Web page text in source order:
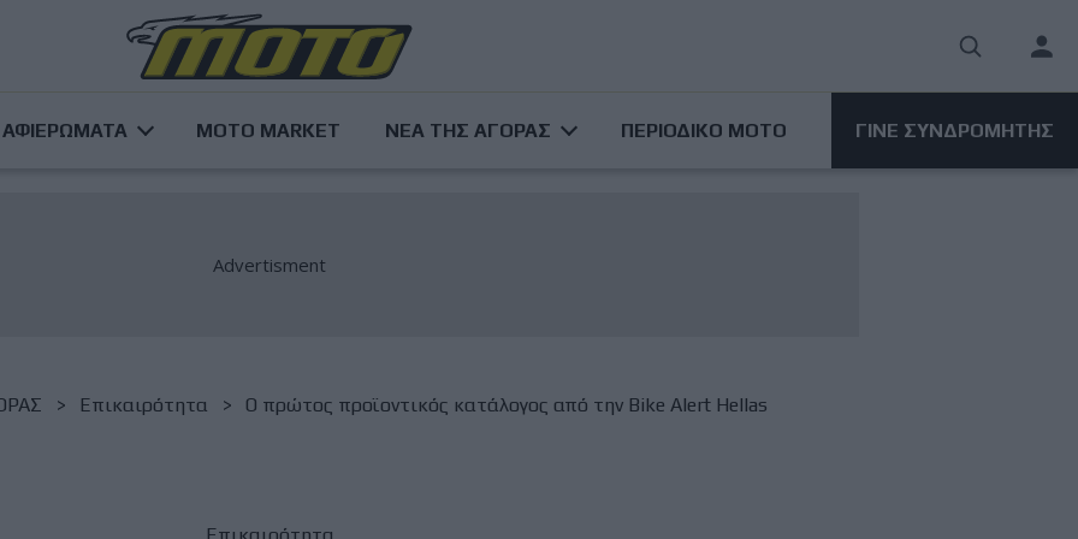
User
ΑΦΙΕΡΩΜΑΤΑ MOTO MARKET ΝΕΑ ΤΗΣ ΑΓΟΡΑΣ ΠΕΡΙΟΔΙΚΟ ΜΟΤΟ ΓΙΝΕ ΣΥΝΔΡΟΜΗΤΗΣ
Επικαιρότητα Ο πρώτος προϊοντικός κατάλογος από την Βike Αlert Hellas